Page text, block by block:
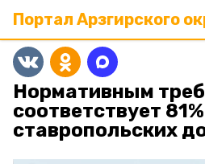
Портал Арзгирского
Нормативным
соответствует 81%
ставропольских